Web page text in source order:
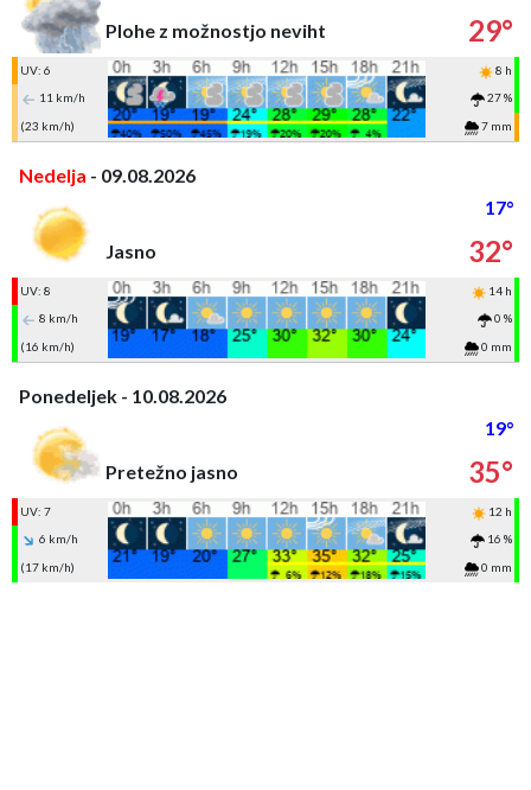
Plohe z možnostjo neviht
29°
UV: 6
8 h
11 km/h
27 %
(23 km/h)
7 mm
Nedelja - 09.08.2026
17°
Jasno
32°
UV: 8
14 h
8 km/h
0 %
(16 km/h)
0 mm
Ponedeljek - 10.08.2026
19°
Pretežno jasno
35°
UV: 7
12 h
6 km/h
16 %
(17 km/h)
0 mm